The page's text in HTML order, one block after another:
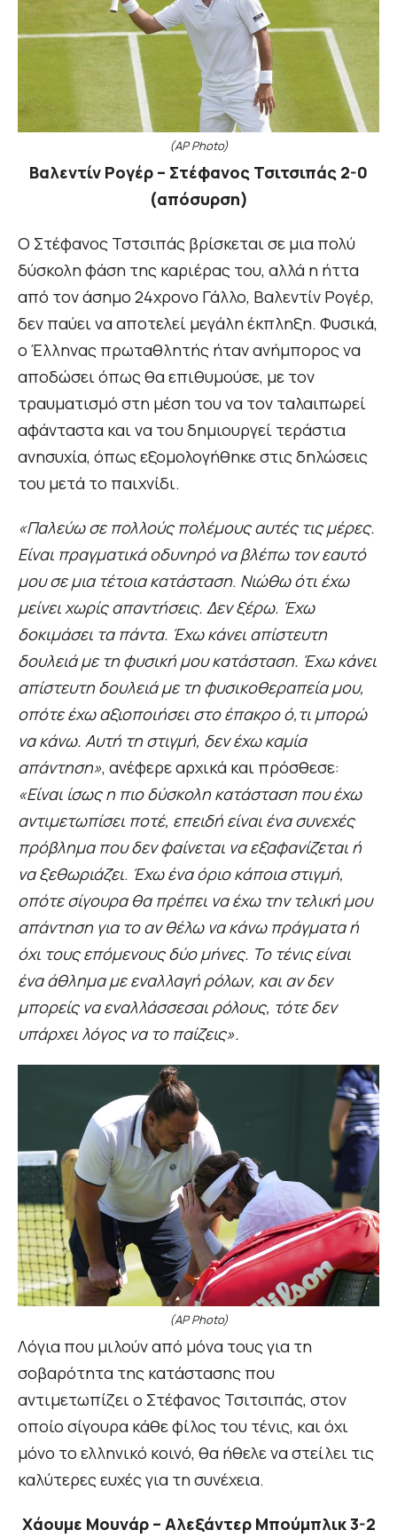
(AP Photo)
Βαλεντίν Ρογέρ – Στέφανος Τσιτσιπάς 2-0
(απόσυρση)
Ο Στέφανος Τστσιπάς βρίσκεται σε μια πολύ
δύσκολη φάση της καριέρας του, αλλά η ήττα
από τον άσημο 24χρονο Γάλλο, Βαλεντίν Ρογέρ,
δεν παύει να αποτελεί μεγάλη έκπληξη. Φυσικά,
ο Έλληνας πρωταθλητής ήταν ανήμπορος να
αποδώσει όπως θα επιθυμούσε, με τον
τραυματισμό στη μέση του να τον ταλαιπωρεί
αφάνταστα και να του δημιουργεί τεράστια
ανησυχία, όπως εξομολογήθηκε στις δηλώσεις
του μετά το παιχνίδι.
«Παλεύω σε πολλούς πολέμους αυτές τις μέρες.
Είναι πραγματικά οδυνηρό να βλέπω τον εαυτό
μου σε μια τέτοια κατάσταση. Νιώθω ότι έχω
μείνει χωρίς απαντήσεις. Δεν ξέρω. Έχω
δοκιμάσει τα πάντα. Έχω κάνει απίστευτη
δουλειά με τη φυσική μου κατάσταση. Έχω κάνει
απίστευτη δουλειά με τη φυσικοθεραπεία μου,
οπότε έχω αξιοποιήσει στο έπακρο ό,τι μπορώ
να κάνω. Αυτή τη στιγμή, δεν έχω καμία
απάντηση», ανέφερε αρχικά και πρόσθεσε:
«Είναι ίσως η πιο δύσκολη κατάσταση που έχω
αντιμετωπίσει ποτέ, επειδή είναι ένα συνεχές
πρόβλημα που δεν φαίνεται να εξαφανίζεται ή
να ξεθωριάζει. Έχω ένα όριο κάποια στιγμή,
οπότε σίγουρα θα πρέπει να έχω την τελική μου
απάντηση για το αν θέλω να κάνω πράγματα ή
όχι τους επόμενους δύο μήνες. Το τένις είναι
ένα άθλημα με εναλλαγή ρόλων, και αν δεν
μπορείς να εναλλάσσεσαι ρόλους, τότε δεν
υπάρχει λόγος να το παίζεις».
(AP Photo)
Λόγια που μιλούν από μόνα τους για τη
σοβαρότητα της κατάστασης που
αντιμετωπίζει ο Στέφανος Τσιτσιπάς, στον
οποίο σίγουρα κάθε φίλος του τένις, και όχι
μόνο το ελληνικό κοινό, θα ήθελε να στείλει τις
καλύτερες ευχές για τη συνέχεια.
Χάουμε Μουνάρ – Αλεξάντερ Μπούμπλικ 3-2